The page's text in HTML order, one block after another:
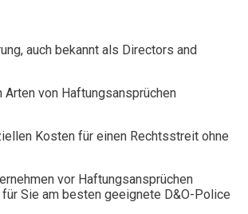
auch bekannt als Directors and
von Haftungsansprüchen
Kosten für einen Rechtsstreit ohne
vor Haftungsansprüchen
Sie am besten geeignete D&O-Police